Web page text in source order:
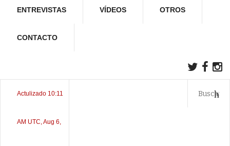
ENTREVISTAS VÍDEOS OTROS
CONTACTO
Actulizado 10:11
AM UTC, Aug 6,